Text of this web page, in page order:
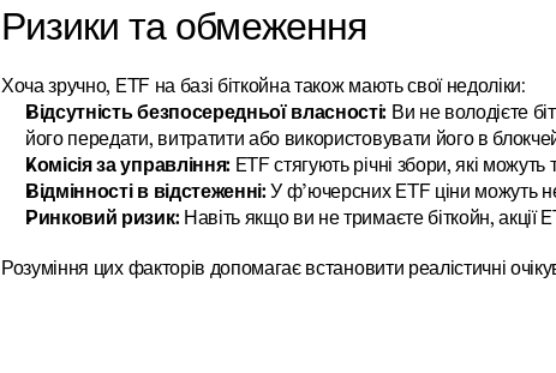
Ризики та обмеження
Хоча зручно, ETF на базі біткойна також мають свої недоліки:
Відсутність безпосередньої власності: Ви не володієте
його передати, витратити або використовувати його в
Комісія за управління: ETF стягують річні збори, які
Відмінності в відстеженні: У ф’ючерсних ETF ціни можуть не
Ринковий ризик: Навіть якщо ви не тримаєте біткойн, акції
Розуміння цих факторів допомагає встановити реалістичні